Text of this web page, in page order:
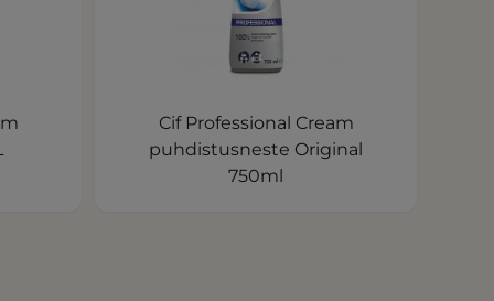
Cif Professional Cream
puhdistusneste Original
750ml